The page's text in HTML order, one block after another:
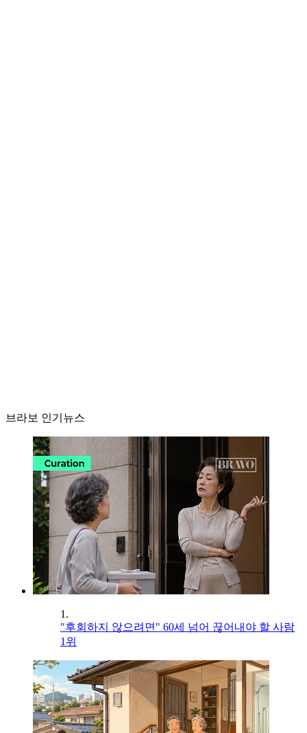
브라보 인기뉴스
1.
"후회하지 않으려면" 60세 넘어 끊어내야 할 사람
1위